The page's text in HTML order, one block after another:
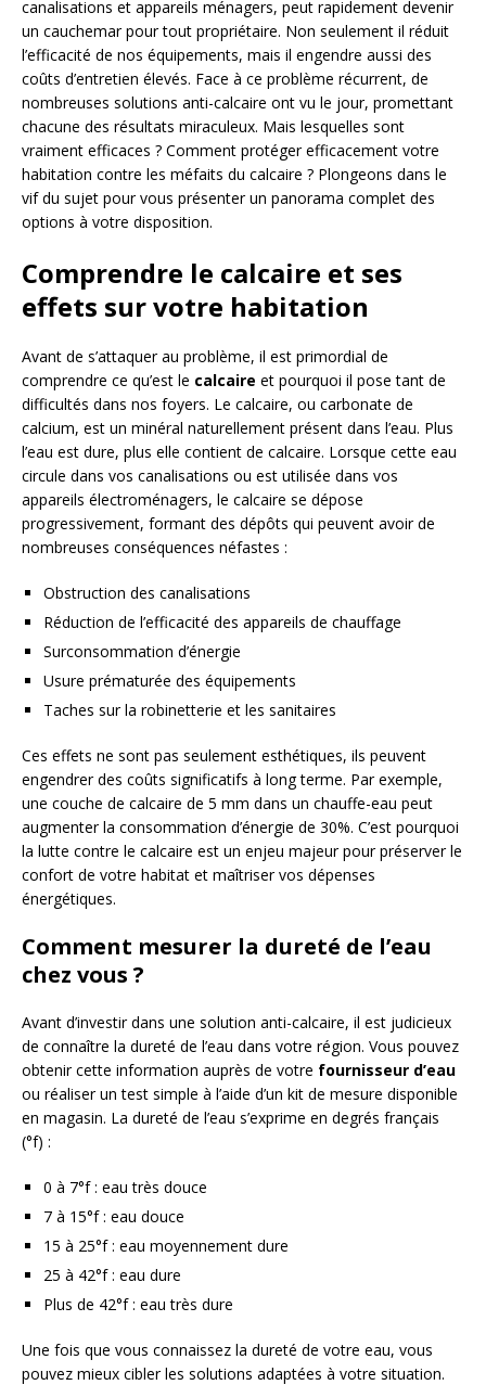
canalisations et appareils ménagers, peut rapidement devenir
un cauchemar pour tout propriétaire. Non seulement il réduit
l’efficacité de nos équipements, mais il engendre aussi des
coûts d’entretien élevés. Face à ce problème récurrent, de
nombreuses solutions anti-calcaire ont vu le jour, promettant
chacune des résultats miraculeux. Mais lesquelles sont
vraiment efficaces ? Comment protéger efficacement votre
habitation contre les méfaits du calcaire ? Plongeons dans le
vif du sujet pour vous présenter un panorama complet des
options à votre disposition.
Comprendre le calcaire et ses
effets sur votre habitation
Avant de s’attaquer au problème, il est primordial de
comprendre ce qu’est le calcaire et pourquoi il pose tant de
difficultés dans nos foyers. Le calcaire, ou carbonate de
calcium, est un minéral naturellement présent dans l’eau. Plus
l’eau est dure, plus elle contient de calcaire. Lorsque cette eau
circule dans vos canalisations ou est utilisée dans vos
appareils électroménagers, le calcaire se dépose
progressivement, formant des dépôts qui peuvent avoir de
nombreuses conséquences néfastes :
Obstruction des canalisations
Réduction de l’efficacité des appareils de chauffage
Surconsommation d’énergie
Usure prématurée des équipements
Taches sur la robinetterie et les sanitaires
Ces effets ne sont pas seulement esthétiques, ils peuvent
engendrer des coûts significatifs à long terme. Par exemple,
une couche de calcaire de 5 mm dans un chauffe-eau peut
augmenter la consommation d’énergie de 30%. C’est pourquoi
la lutte contre le calcaire est un enjeu majeur pour préserver le
confort de votre habitat et maîtriser vos dépenses
énergétiques.
Comment mesurer la dureté de l’eau
chez vous ?
Avant d’investir dans une solution anti-calcaire, il est judicieux
de connaître la dureté de l’eau dans votre région. Vous pouvez
obtenir cette information auprès de votre fournisseur d’eau
ou réaliser un test simple à l’aide d’un kit de mesure disponible
en magasin. La dureté de l’eau s’exprime en degrés français
(°f) :
0 à 7°f : eau très douce
7 à 15°f : eau douce
15 à 25°f : eau moyennement dure
25 à 42°f : eau dure
Plus de 42°f : eau très dure
Une fois que vous connaissez la dureté de votre eau, vous
pouvez mieux cibler les solutions adaptées à votre situation.